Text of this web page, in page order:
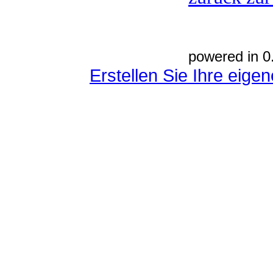
powered in
Erstellen Sie Ihre